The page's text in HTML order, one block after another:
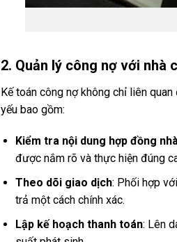
2. Quản lý công nợ với nhà
Kế toán công nợ không chỉ liên
yếu bao gồm:
Kiểm tra nội dung hợp đồng
được nắm rõ và thực hiện đúng
Theo dõi giao dịch: Phối hợp
trả một cách chính xác.
Lập kế hoạch thanh toán: Lên